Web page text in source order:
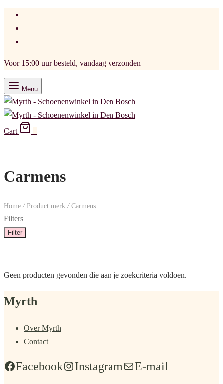
Voor 15:00 uur besteld, vandaag verzonden
Menu
Cart
Carmens
Home /Product merk /Carmens
Filters
Filter
Geen producten gevonden die aan je zoekcriteria voldoen.
Myrth
Over Myrth
Contact
Facebook Instagram E-mail